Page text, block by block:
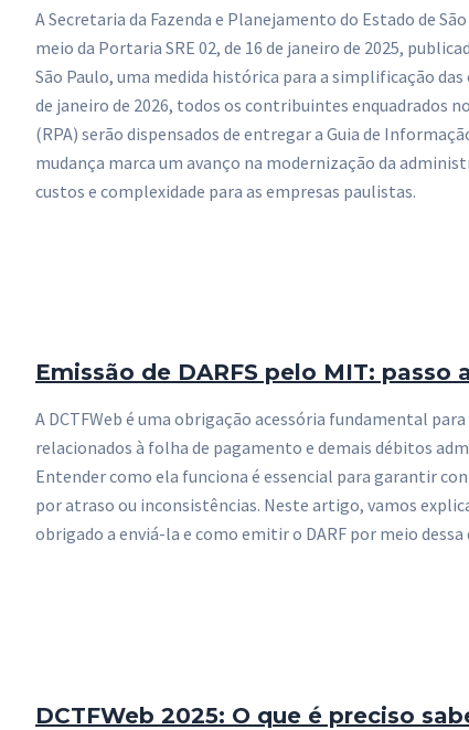
A Secretaria da Fazenda e Planejamento do Estado de
meio da Portaria SRE 02, de 16 de janeiro de 2025,
São Paulo, uma medida histórica para a simplificação
de janeiro de 2026, todos os contribuintes enquadrados
(RPA) serão dispensados de entregar a Guia de
mudança marca um avanço na modernização da
custos e complexidade para as empresas paulistas.
Emissão de DARFS pelo MIT: passo
A DCTFWeb é uma obrigação acessória fundamental
relacionados à folha de pagamento e demais débitos
Entender como ela funciona é essencial para garantir
por atraso ou inconsistências. Neste artigo, vamos
obrigado a enviá-la e como emitir o DARF por meio dessa
DCTFWeb 2025: O que é preciso